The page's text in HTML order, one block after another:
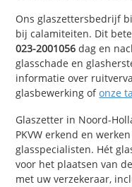
Ons glaszettersbedrijf
bij calamiteiten. Dit
023-2001056 dag en
glasschade en
informatie over
glasbewerking ofonze
Glaszetter in Noord-
PKVW erkend en
glasspecialisten. Hét
voor het plaatsen van
met uw verzekeraar,